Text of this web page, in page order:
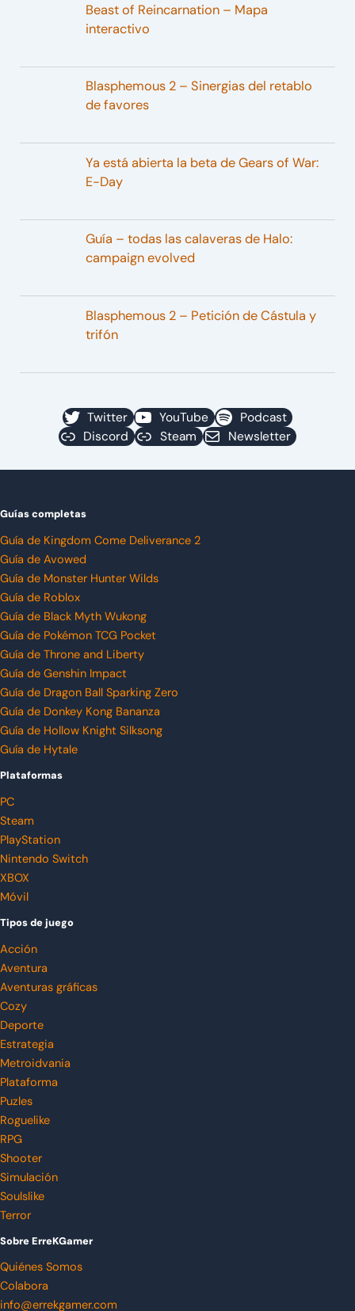
Beast of Reincarnation – Mapa
interactivo
Blasphemous 2 – Sinergias del retablo
de favores
Ya está abierta la beta de Gears of War:
E-Day
Guía – todas las calaveras de Halo:
campaign evolved
Blasphemous 2 – Petición de Cástula y
trifón
Twitter YouTube
Podcast
Discord
Steam Newsletter
Guías completas
Guía de Kingdom Come Deliverance 2
Guía de Avowed
Guía de Monster Hunter Wilds
Guía de Roblox
Guía de Black Myth Wukong
Guía de Pokémon TCG Pocket
Guía de Throne and Liberty
Guía de Genshin Impact
Guía de Dragon Ball Sparking Zero
Guía de Donkey Kong Bananza
Guía de Hollow Knight Silksong
Guía de Hytale
Plataformas
PC
Steam
PlayStation
Nintendo Switch
XBOX
Móvil
Tipos de juego
Acción
Aventura
Aventuras gráficas
Cozy
Deporte
Estrategia
Metroidvania
Plataforma
Puzles
Roguelike
RPG
Shooter
Simulación
Soulslike
Terror
Sobre ErreKGamer
Quiénes Somos
Colabora
info@errekgamer.com